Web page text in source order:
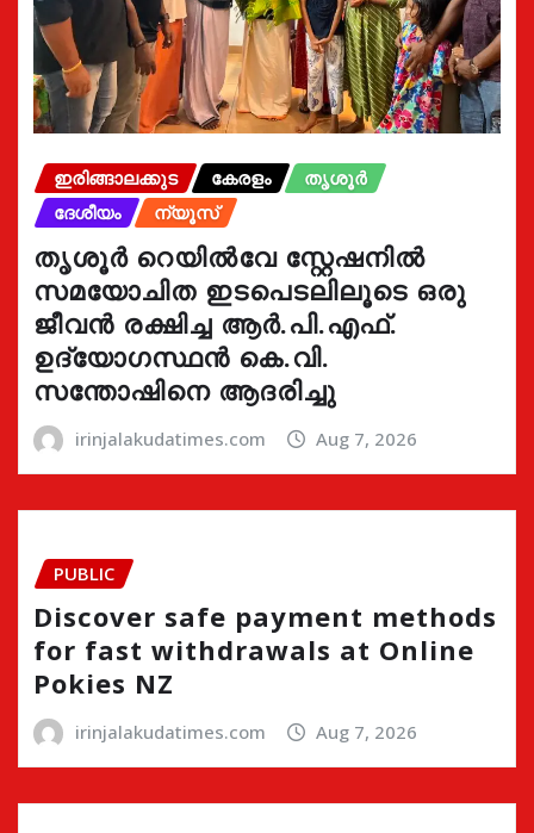
ഇരിങ്ങാലക്കുട കേരളം
തൃശൂർ
ദേശീയം
ന്യൂസ്
തൃശൂർ റെയിൽവേ സ്റ്റേഷനിൽ
സമയോചിത ഇടപെടലിലൂടെ ഒരു
ജീവൻ രക്ഷിച്ച ആർ.പി.എഫ്.
ഉദ്യോഗസ്ഥൻ കെ.വി.
സന്തോഷിനെ ആദരിച്ചു
irinjalakudatimes.com Aug 7, 2026
PUBLIC
Discover safe payment methods
for fast withdrawals at Online
Pokies NZ
irinjalakudatimes.com Aug 7, 2026